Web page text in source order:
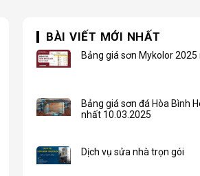
BÀI VIẾT MỚI NHẤT
Bảng giá sơn Mykolor
Bảng giá sơn đá Hòa Bình
nhất 10.03.2025
Dịch vụ sửa nhà trọn gói